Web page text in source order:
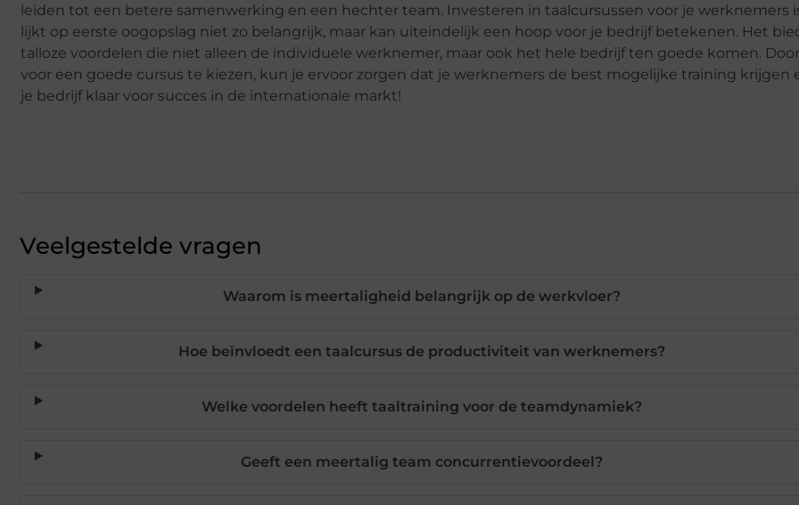
leiden tot een betere samenwerking en een hechter team. Investeren in taalcursussen voor je werknemers
lijkt op eerste oogopslag niet zo belangrijk, maar kan uiteindelijk een hoop voor je bedrijf betekenen. Het
talloze voordelen die niet alleen de individuele werknemer, maar ook het hele bedrijf ten goede komen. Door
voor een goede cursus te kiezen, kun je ervoor zorgen dat je werknemers de best mogelijke training krijgen
je bedrijf klaar voor succes in de internationale markt!
Veelgestelde vragen
Waarom is meertaligheid belangrijk op de werkvloer?
Hoe beïnvloedt een taalcursus de productiviteit van werknemers?
Welke voordelen heeft taaltraining voor de teamdynamiek?
Geeft een meertalig team concurrentievoordeel?